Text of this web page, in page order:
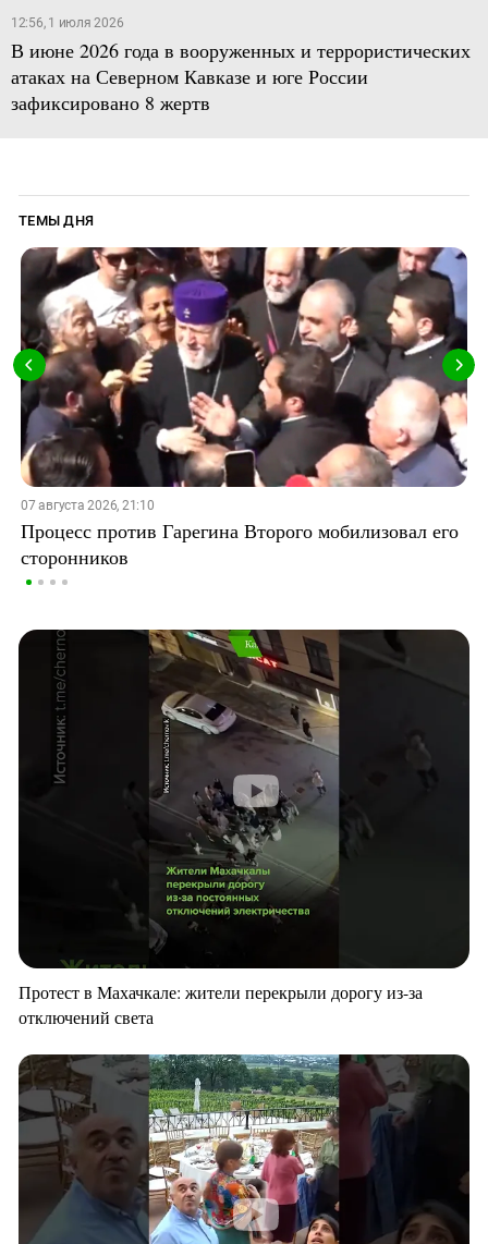
12:56, 1 июля 2026
В июне 2026 года в вооруженных и террористических
атаках на Северном Кавказе и юге России
зафиксировано 8 жертв
ТЕМЫ ДНЯ
07 августа 2026, 21:10
Процесс против Гарегина Второго мобилизовал его
сторонников
Протест в Махачкале: жители перекрыли дорогу из-за
отключений света